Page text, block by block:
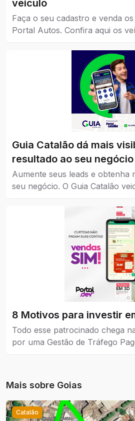
veículo
Faça o seu cadastro e venda
Portal Autos. Confira aqui os
Guia Catalão dá mais
resultado ao seu negócio
Aumente seus leads e obtenha
seu negócio. O Guia Catalão
todos os níveis, pequena, média
8 Motivos para investir
Todo esse patrocinado chega
por uma Gestão de Tráfego
Mais sobre Goias
Catalão